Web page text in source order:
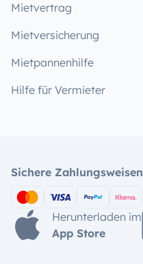
Mietvertrag
Mietversicherung
Mietpannenhilfe
Hilfe für Vermieter
Sichere Zahlungsweisen
Herunterladen im
App Store